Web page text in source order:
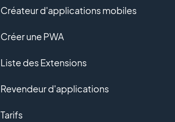
Créateur d'applications mobiles
Créer une PWA
Liste des Extensions
Revendeur d'applications
Tarifs